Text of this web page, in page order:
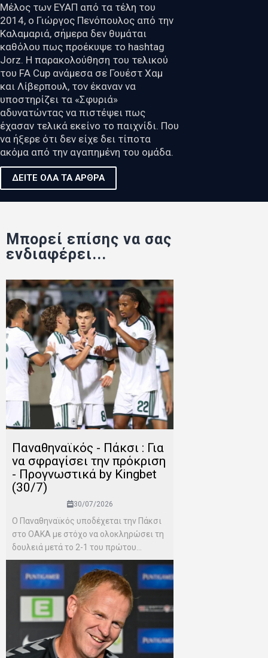
Μέλος των ΕΥΑΠ από τα τέλη του
2014, ο Γιώργος Πενόπουλος από την
Καλαμαριά, σήμερα δεν θυμάται
καθόλου πως προέκυψε το hashtag
Jorz. Η παρακολούθηση του τελικού
του FA Cup ανάμεσα σε Γουέστ Χαμ
και Λίβερπουλ, τον έκαναν να
υποστηρίζει τα «Σφυριά»
αδυνατώντας να πιστέψει πως
έχασαν τελικά εκείνο το παιχνίδι. Που
να ήξερε ότι δεν είχε δει τίποτα
ακόμα από την αγαπημένη του ομάδα.
ΔΕΙΤΕ ΟΛΑ ΤΑ ΑΡΘΡΑ
Μπορεί επίσης να σας
ενδιαφέρει...
Παναθηναϊκός - Πάκσι : Για
να σφραγίσει την πρόκριση
- Προγνωστικά by Kingbet
(30/7)
30/07/2026
Ο Παναθηναϊκός υποδέχεται την Πάκσι
στο ΟΑΚΑ με στόχο να ολοκληρώσει τη
δουλειά μετά το 2-1 του πρώτου...